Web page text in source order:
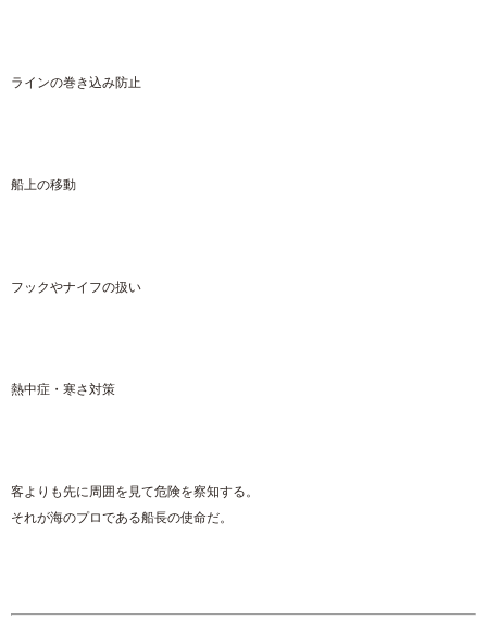
ラインの巻き込み防止
船上の移動
フックやナイフの扱い
熱中症・寒さ対策
客よりも先に周囲を見て危険を察知する。
それが海のプロである船長の使命だ。